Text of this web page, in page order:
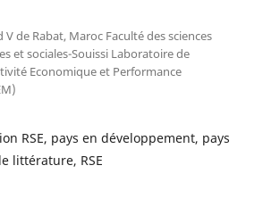
de Rabat, Maroc Faculté des sciences
et sociales-Souissi Laboratoire de
Economique et Performance
RSE, pays en développement, pays
littérature, RSE